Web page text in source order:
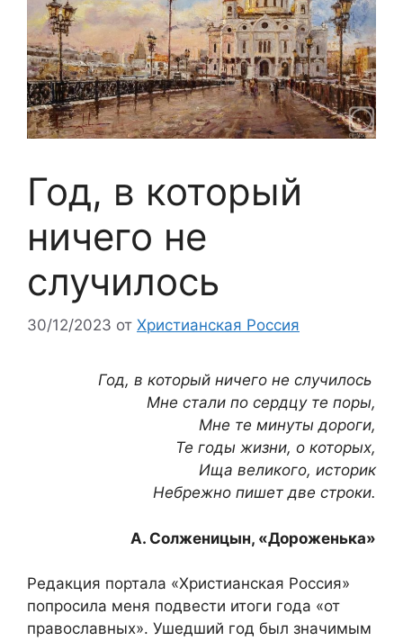
Год, в который
ничего не
случилось
30/12/2023 от Христианская Россия
Год, в который ничего не случилось
Мне стали по сердцу те поры,
Мне те минуты дороги,
Те годы жизни, о которых,
Ища великого, историк
Небрежно пишет две строки.
А. Солженицын, «Дороженька»
Редакция портала «Христианская Россия»
попросила меня подвести итоги года «от
православных». Ушедший год был значимым